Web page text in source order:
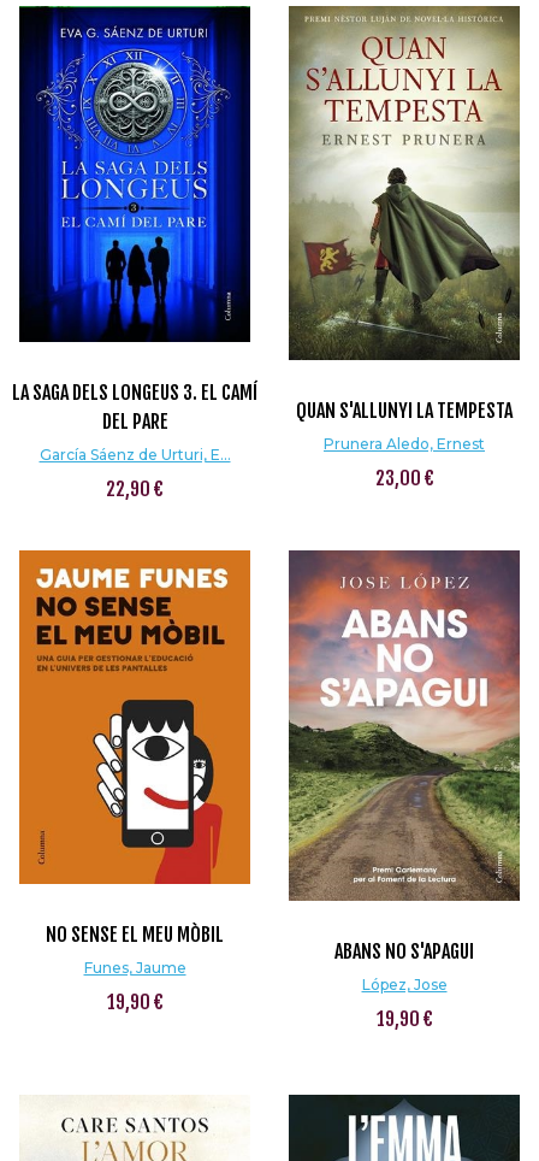
LA SAGA DELS LONGEUS 3. EL CAMÍ
DEL PARE
García Sáenz de Urturi, E...
22,90 €
QUAN S'ALLUNYI LA TEMPESTA
Prunera Aledo, Ernest
23,00 €
NO SENSE EL MEU MÒBIL
Funes, Jaume
19,90 €
ABANS NO S'APAGUI
López, Jose
19,90 €